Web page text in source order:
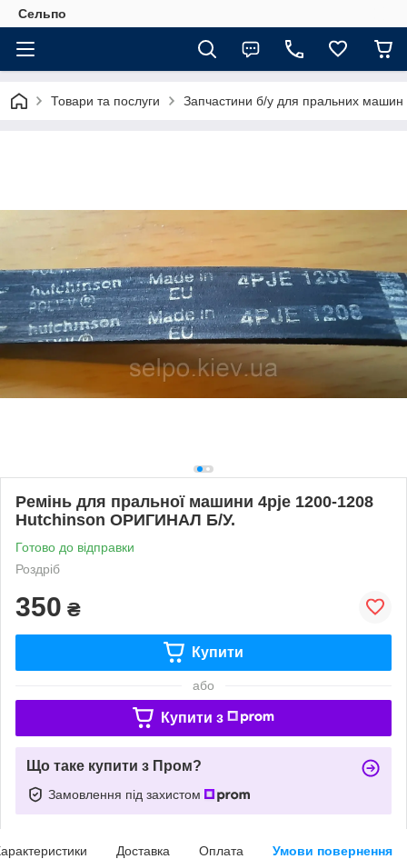
Сельпо
Товари та послуги Запчастини б/у для пральних машин
Ремінь для пральної машини 4pje 1200-1208
Hutchinson ОРИГИНАЛ Б/У.
Готово до відправки
Роздріб
350 ₴
Купити
або
Купити з
Що таке купити з Пром?
Замовлення під захистом
Доставка Оплата Умови повернення